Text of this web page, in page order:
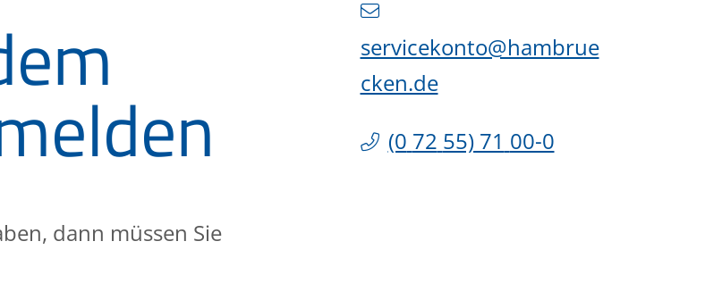
dann müssen Sie
servicekonto@hambrue
cken.de
(0 72 55) 71 00-0